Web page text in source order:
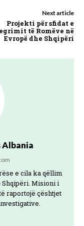
Next article
Projekti për sfidat e
të Romëve në
Evropë dhe Shqipëri
Albania
e cila ka qëllim
Misioni i
raportojë çështjet